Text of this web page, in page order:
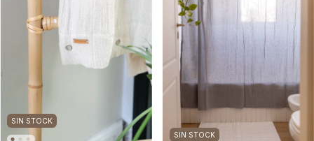
SIN STOCK
SIN STOCK